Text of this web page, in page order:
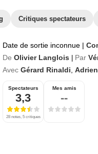
Critiques spectateurs
Date de sortie inconnue |
De Olivier Langlois Par
Avec Gérard Rinaldi
Spectateurs
3,3
28 notes, 5 critiques
Mes amis
--